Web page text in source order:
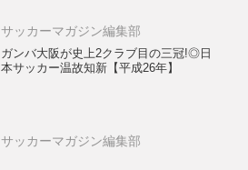
サッカーマガジン編集部
ガンバ大阪が史上2クラブ目の三冠!◎日
本サッカー温故知新【平成26年】
サッカーマガジン編集部